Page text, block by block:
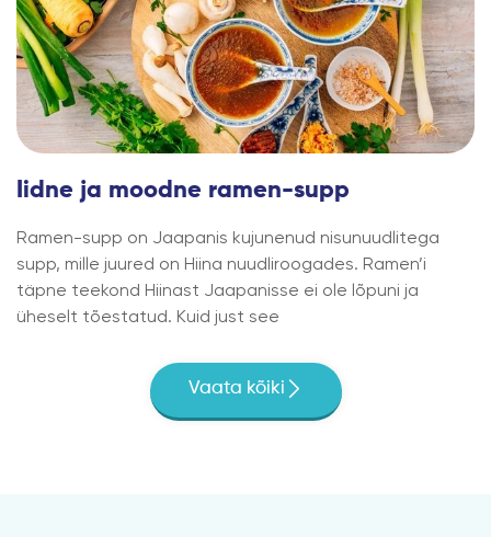
Iidne ja moodne ramen-supp
Ramen-supp on Jaapanis kujunenud nisunuudlitega
supp, mille juured on Hiina nuudliroogades. Ramen’i
täpne teekond Hiinast Jaapanisse ei ole lõpuni ja
üheselt tõestatud. Kuid just see
Vaata kõiki